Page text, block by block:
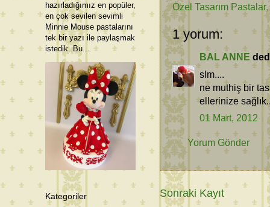
Özel Tasarım Pastalar,
1 yorum:
BAL ANNE
slm....
ne muthiş bir
ellerinize
01 Mart, 2012
Yorum Gönder
Sonraki Kayıt
hazırladığımız en popüler,
en çok sevilen sevimli
Minnie Mouse pastalarını
tek bir yazı ile paylaşmak
istedik. Bu...
Kategoriler